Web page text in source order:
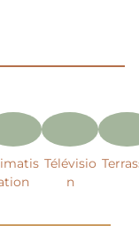
Télévisio
n